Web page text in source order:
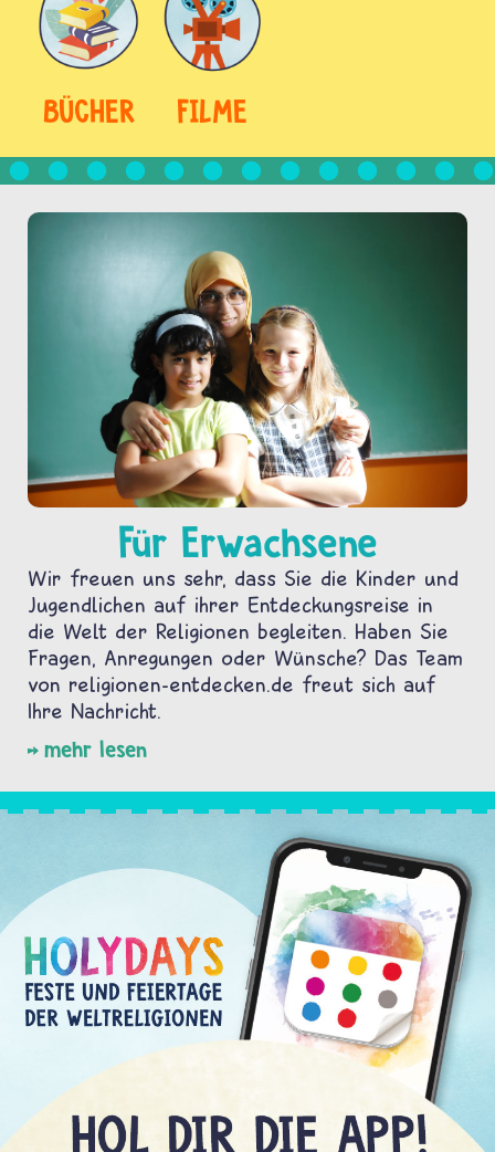
BÜCHER FILME
Für Erwachsene
Wir freuen uns sehr, dass Sie die Kinder und
Jugendlichen auf ihrer Entdeckungsreise in
die Welt der Religionen begleiten. Haben Sie
Fragen, Anregungen oder Wünsche? Das Team
von religionen-entdecken.de freut sich auf
Ihre Nachricht.
mehr lesen